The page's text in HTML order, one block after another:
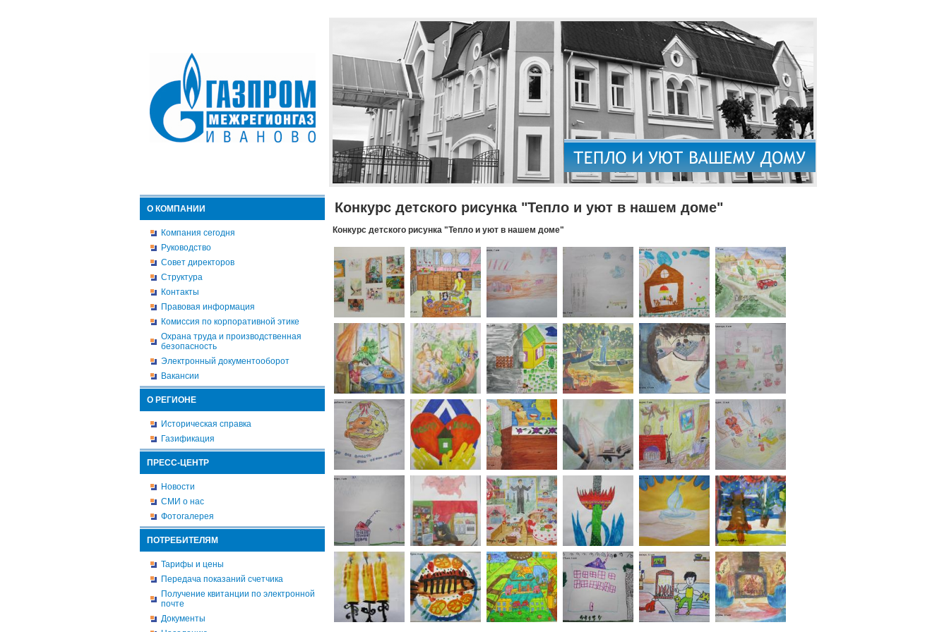
О КОМПАНИИ
Компания сегодня
Руководство
Совет директоров
Структура
Контакты
Правовая информация
Комиссия по корпоративной этике
Охрана труда и производственная
безопасность
Электронный документооборот
Вакансии
О РЕГИОНЕ
Историческая справка
Газификация
ПРЕСС-ЦЕНТР
Новости
СМИ о нас
Фотогалерея
ПОТРЕБИТЕЛЯМ
Тарифы и цены
Передача показаний счетчика
Получение квитанции по электронной
почте
Документы
Конкурс детского рисунка "Тепло и уют в нашем доме"
Конкурс детского рисунка "Тепло и уют в нашем доме"